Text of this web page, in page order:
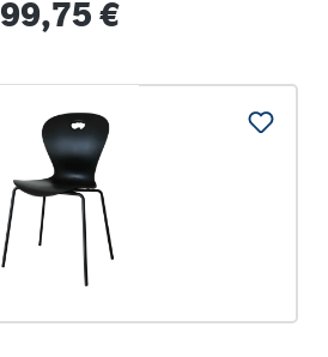
Regulärer Preis:
99,75 €